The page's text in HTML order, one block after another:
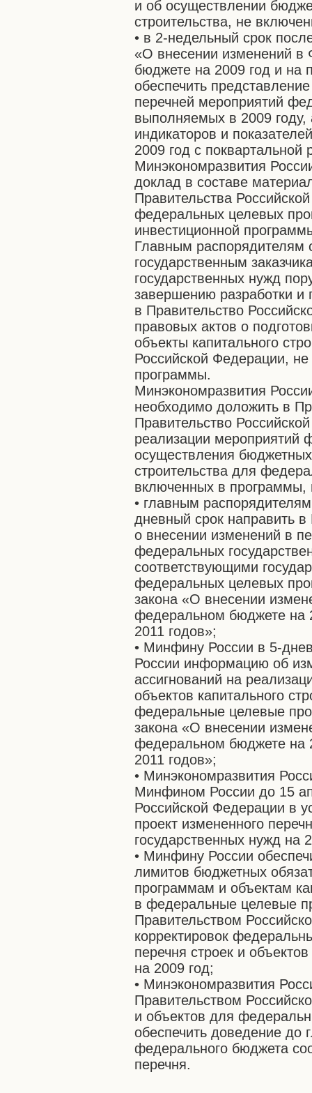
и об осуществлении
строительства, не
• в 2-недельный срок
«О внесении изменений
бюджете на 2009 год и на
обеспечить
перечней мероприятий
выполняемых в 2009 году,
индикаторов и
2009 год с поквартальной
Минэкономразвития
доклад в составе
Правительства
федеральных целевых
инвестиционной
Главным распорядителям
государственным
государственных нужд
завершению разработки и
в Правительство
правовых актов о
объекты капитального
Российской Федерации,
программы.
Минэкономразвития
необходимо доложить в
Правительство
реализации мероприятий
осуществления
строительства для
включенных в программы,
• главным
дневный срок направить
о внесении изменений в
федеральных
соответствующими
федеральных целевых
закона «О внесении
федеральном бюджете на
2011 годов»;
• Минфину России в 5-
России информацию об
ассигнований на
объектов капитального
федеральные целевые
закона «О внесении
федеральном бюджете на
2011 годов»;
• Минэкономразвития
Минфином России до 15
Российской Федерации в
проект измененного
государственных нужд на
• Минфину России
лимитов бюджетных
программам и объектам
в федеральные целевые
Правительством
корректировок
перечня строек и
на 2009 год;
• Минэкономразвития
Правительством
и объектов для
обеспечить доведение до
федерального бюджета
перечня.